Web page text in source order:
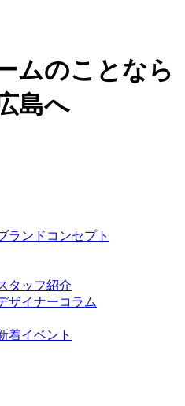
ムのことなら
島へ